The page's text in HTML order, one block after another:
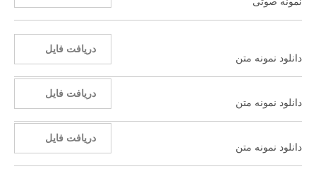
دانلود نمونه متن
دریافت فایل
دانلود نمونه متن
دریافت فایل
دانلود نمونه متن
دریافت فایل